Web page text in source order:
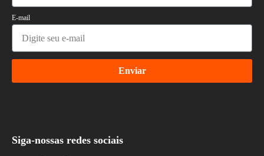
E-mail
Enviar
Siga-nossas redes sociais